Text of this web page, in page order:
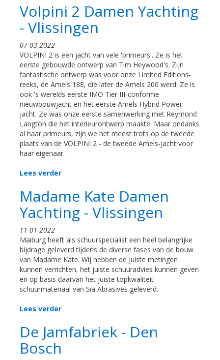
Volpini 2 Damen Yachting
- Vlissingen
07-03-2022
VOLPINI 2 is een jacht van vele 'primeurs'. Ze is het
eerste gebouwde ontwerp van Tim Heywood's. Zijn
fantastische ontwerp was voor onze Limited Editions-
reeks, de Amels 188, die later de Amels 200 werd. Ze is
ook 's werelds eerste IMO Tier III-conforme
nieuwbouwjacht en het eerste Amels Hybrid Power-
jacht. Ze was onze eerste samenwerking met Reymond
Langton die het interieurontwerp maakte. Maar ondanks
al haar primeurs, zijn we het meest trots op de tweede
plaats van de VOLPINI 2 - de tweede Amels-jacht voor
haar eigenaar.
Lees verder
Madame Kate Damen
Yachting - Vlissingen
11-01-2022
Maiburg heeft als schuurspecialist een heel belangrijke
bijdrage geleverd tijdens de diverse fases van de bouw
van Madame Kate. Wij hebben de juiste metingen
kunnen verrichten, het juiste schuuradvies kunnen geven
en op basis daarvan het juiste topkwaliteit
schuurmateriaal van Sia Abrasives geleverd.
Lees verder
De Jamfabriek - Den
Bosch